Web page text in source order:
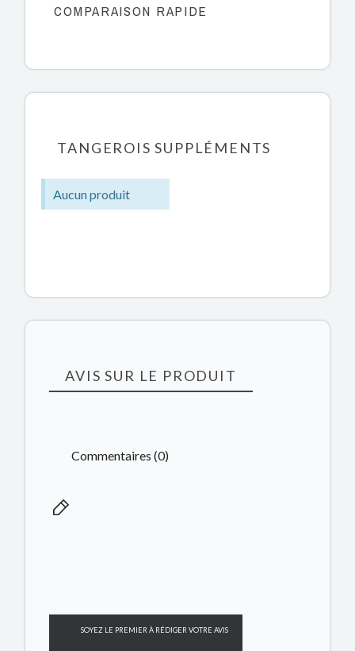
COMPARAISON RAPIDE
TANGEROIS SUPPLÉMENTS
Aucun produit
AVIS SUR LE PRODUIT
Commentaires (0)
SOYEZ LE PREMIER À RÉDIGER VOTRE AVIS